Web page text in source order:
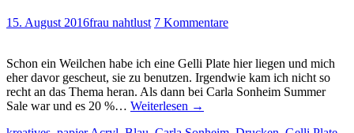
15. August 2016frau nahtlust 7 Kommentare
Schon ein Weilchen habe ich eine Gelli Plate hier liegen und mich
eher davor gescheut, sie zu benutzen. Irgendwie kam ich nicht so
recht an das Thema heran. Als dann bei Carla Sonheim Summer
Sale war und es 20 %… Weiterlesen →